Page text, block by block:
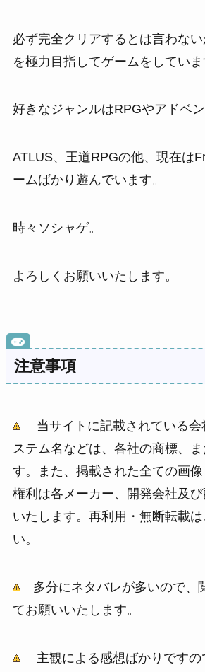
必ず完全クリアするとは言わな
を極力目指してゲームをしていま
好きなジャンルはRPGやアドベン
ATLUS、王道RPGの他、現在は
ームばかり遊んでいます。
時々ソシャゲ。
よろしくお願いいたします。
注意事項
当サイトに記載されている会
ステム名などは、各社の商標、
す。また、掲載された全ての画
権利は各メーカー、開発会社及
いたします。再利用・無断転載
い。
多分にネタバレが多いので、
てお願いいたします。
主観による感想ばかりですの